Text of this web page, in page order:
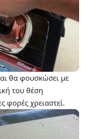
θα φουσκώσει με
του θέση
φορές χρειαστεί.